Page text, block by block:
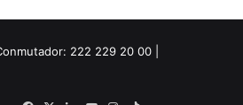
222 229 20 00 |